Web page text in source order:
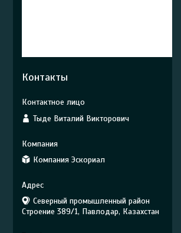
Контакты
Тыде Виталий Викторович
Компания Эскориал
Северный промышленный район
Строение 389/1, Павлодар, Казахстан